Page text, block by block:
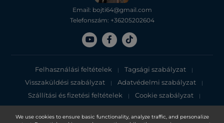
We use cookies to ensure basic functionality, analyze traffic, and personalize
Email: bojti64@gmail.com
Telefonszám: +36205202604
Felhasználási feltételek | Tagsági szabályzat |
Visszaküldési szabályzat | Adatvédelmi szabályzat |
Szállítási és fizetési feltételek | Cookie szabályzat |
Adatvédelmi tájékoztató